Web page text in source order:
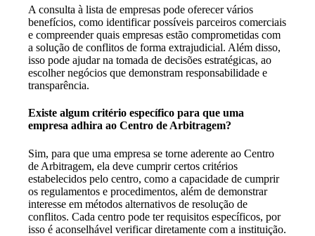
A consulta à lista de empresas pode oferecer vários
benefícios, como identificar possíveis parceiros comerciais
e compreender quais empresas estão comprometidas com
a solução de conflitos de forma extrajudicial. Além disso,
isso pode ajudar na tomada de decisões estratégicas, ao
escolher negócios que demonstram responsabilidade e
transparência.
Existe algum critério específico para que uma
empresa adhira ao Centro de Arbitragem?
Sim, para que uma empresa se torne aderente ao Centro
de Arbitragem, ela deve cumprir certos critérios
estabelecidos pelo centro, como a capacidade de cumprir
os regulamentos e procedimentos, além de demonstrar
interesse em métodos alternativos de resolução de
conflitos. Cada centro pode ter requisitos específicos, por
isso é aconselhável verificar diretamente com a instituição.